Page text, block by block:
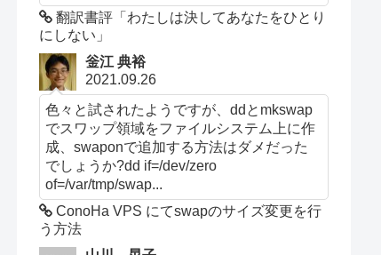
翻訳書評「わたしは決してあなたをひとり
にしない」
釡江 典裕
2021.09.26
色々と試されたようですが、ddとmkswap
でスワップ領域をファイルシステム上に作
成、swaponで追加する方法はダメだった
でしょうか?dd if=/dev/zero
of=/var/tmp/swap...
ConoHa VPS にてswapのサイズ変更を行
う方法